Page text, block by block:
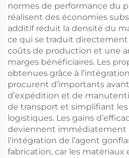
normes de performance du
réalisent des économies
additif réduit la densité du
ce qui se traduit directement
coûts de production et une
marges bénéficiaires. Les
obtenues grâce à
procurent d’importants
d’expédition et de
de transport et simplifiant
logistiques. Les gains
deviennent immédiatement
l’intégration de l’agent
fabrication, car les matériaux